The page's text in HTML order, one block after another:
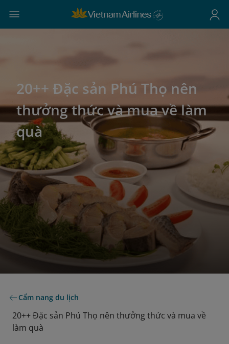
20++ Đặc sản Phú Thọ nên
thưởng thức và mua về làm
quà
Cẩm nang du lịch
20++ Đặc sản Phú Thọ nên thưởng thức và mua về
làm quà